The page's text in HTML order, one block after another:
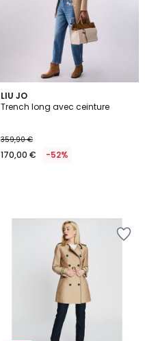
LIU JO
Trench long avec ceinture
359,90 €
170,00 € -52%